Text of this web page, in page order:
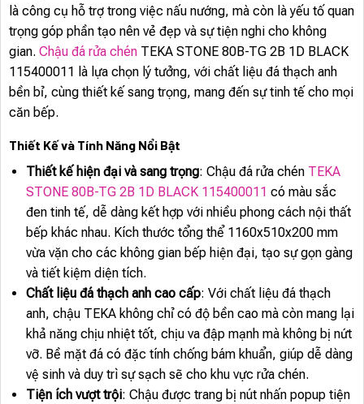
là công cụ hỗ trợ trong việc nấu nướng, mà còn là yếu tố quan
trọng góp phần tạo nên vẻ đẹp và sự tiện nghi cho không
gian. Chậu đá rửa chén TEKA STONE 80B-TG 2B 1D BLACK
115400011 là lựa chọn lý tưởng, với chất liệu đá thạch anh
bền bỉ, cùng thiết kế sang trọng, mang đến sự tinh tế cho mọi
căn bếp.
Thiết Kế và Tính Năng Nổi Bật
Thiết kế hiện đại và sang trọng: Chậu đá rửa chénTEKA
STONE 80B-TG 2B 1D BLACK 115400011 có màu sắc
đen tinh tế, dễ dàng kết hợp với nhiều phong cách nội thất
bếp khác nhau. Kích thước tổng thể 1160x510x200 mm
vừa vặn cho các không gian bếp hiện đại, tạo sự gọn gàng
và tiết kiệm diện tích.
Chất liệu đá thạch anh cao cấp: Với chất liệu đá thạch
anh, chậu TEKA không chỉ có độ bền cao mà còn mang lại
khả năng chịu nhiệt tốt, chịu va đập mạnh mà không bị nứt
vỡ. Bề mặt đá có đặc tính chống bám khuẩn, giúp dễ dàng
vệ sinh và duy trì sự sạch sẽ cho khu vực rửa chén.
Tiện ích vượt trội: Chậu được trang bị nút nhấn popup tiện